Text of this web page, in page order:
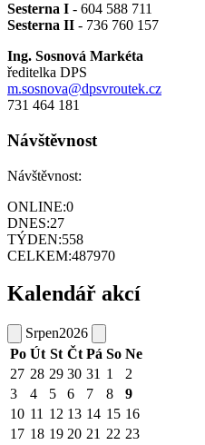
Sesterna I - 604 588 711
Sesterna II - 736 760 157
Ing. Sosnová Markéta
ředitelka DPS
m.sosnova@dpsvroutek.cz
731 464 181
Návštěvnost
Návštěvnost:
ONLINE:0
DNES:27
TÝDEN:558
CELKEM:487970
Kalendář akcí
Srpen2026
Po Út St Čt Pá So Ne
27 28 29 30 31 1
2
3
4 5 6 7 8
9
10 11 12 13 14 15 16
17 18 19 20 21 22 23